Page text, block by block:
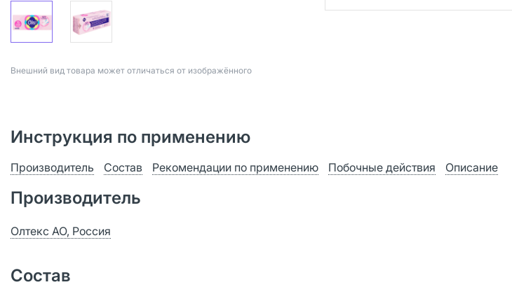
Bнешний вид товара может отличаться от изображённого
Инструкция по применению
Производитель Состав Рекомендации по применению Побочные действия Описание
Производитель
Олтекс АО, Россия
Состав